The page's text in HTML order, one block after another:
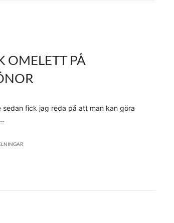
OMELETT PÅ
sedan fick jag reda på att man kan göra